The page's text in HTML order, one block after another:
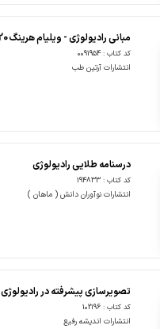
مبانی رادیولوژی - ویلیام هرینگ 2020
کد کتاب : 0091954
انتشارات آرتین طب
درسنامه طلایی رادیولوژی
کد کتاب : 194833
انتشارات نوآوران دانش ( ماهان )
تصویرسازی پیشرفته در رادیولوژی
کد کتاب : 102196
انتشارات اندیشه رفیع